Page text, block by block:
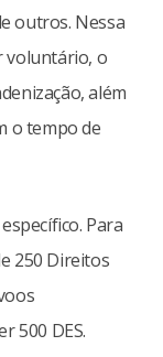
outros. Nessa
voluntário, o
além
o tempo de
Para
250 Direitos
500 DES.